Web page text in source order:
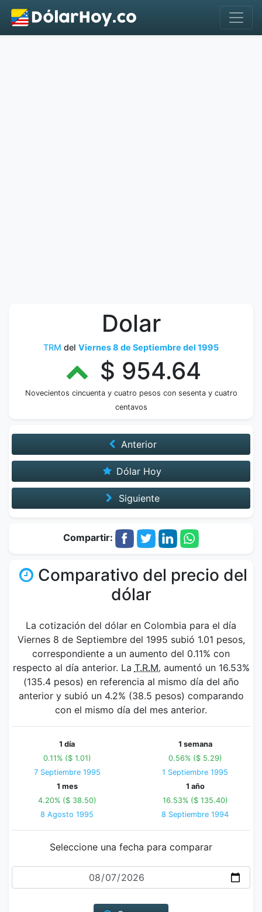
Dolar
TRM del Viernes 8 de Septiembre del 1995
$ 954.64
Novecientos cincuenta y cuatro pesos con sesenta y cuatro
centavos
Anterior
Dólar Hoy
Siguiente
Compartir:
Comparativo del precio del
dólar
La cotización del dólar en Colombia para el día
Viernes 8 de Septiembre del 1995 subió 1.01 pesos,
correspondiente a un aumento del 0.11% con
respecto al día anterior. La T.R.M. aumentó un 16.53%
(135.4 pesos) en referencia al mismo día del año
anterior y subió un 4.2% (38.5 pesos) comparando
con el mismo día del mes anterior.
1 día
0.11% ($ 1.01)
7 Septiembre 1995
1 semana
0.56% ($ 5.29)
1 Septiembre 1995
1 mes
4.20% ($ 38.50)
8 Agosto 1995
1 año
16.53% ($ 135.40)
8 Septiembre 1994
Seleccione una fecha para comparar
Fecha